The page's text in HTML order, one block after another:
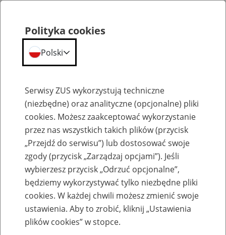
Przepraszamy,
podana strona nie została znaleziona.
Błąd 404
Przejdź do strony głównej
Polityka cookies
Polski
Serwisy ZUS wykorzystują techniczne
(niezbędne) oraz analityczne (opcjonalne) pliki
cookies. Możesz zaakceptować wykorzystanie
przez nas wszystkich takich plików (przycisk
„Przejdź do serwisu”) lub dostosować swoje
zgody (przycisk „Zarządzaj opcjami”). Jeśli
wybierzesz przycisk „Odrzuć opcjonalne”,
będziemy wykorzystywać tylko niezbędne pliki
cookies. W każdej chwili możesz zmienić swoje
ustawienia. Aby to zrobić, kliknij „Ustawienia
plików cookies” w stopce.